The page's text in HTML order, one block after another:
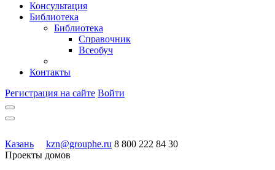
Консультация
Библиотека
Библиотека
Справочник
Всеобуч
Контакты
Регистрация на сайте Войти
Казань kzn@grouphe.ru 8 800 222 84 30
Проекты домов